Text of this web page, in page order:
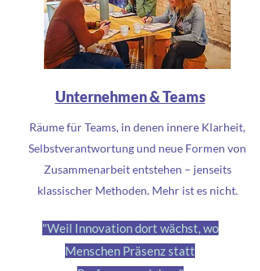
Unternehmen & Teams
Räume für Teams, in denen innere Klarheit,
Selbstverantwortung und neue Formen von
Zusammenarbeit entstehen – jenseits
klassischer Methoden. Mehr ist es nicht.
"Weil Innovation dort wächst, wo
Menschen Präsenz statt